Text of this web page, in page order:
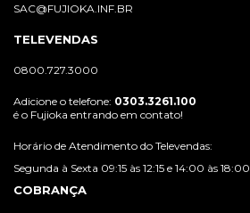
SAC@FUJIOKA.INF.BR
TELEVENDAS
0800.727.3000
Adicione o telefone: 0303.3261.100
é o Fujioka entrando em contato!
Horário de Atendimento do Televendas:
Segunda à Sexta 09:15 às 12:15 e 14:00 às 18:00
COBRANÇA